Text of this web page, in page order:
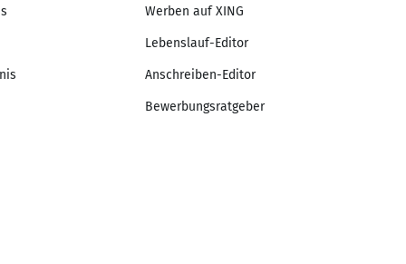
Werben auf XING
Lebenslauf-Editor
Anschreiben-Editor
Bewerbungsratgeber